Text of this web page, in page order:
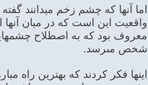
اما آنها که چشم زخم میدانند
واقعیت این است که در میان
معروف بود که به اصطلاح
شخص مى‏رسد.
اینها فکر کردند که بهترین راه